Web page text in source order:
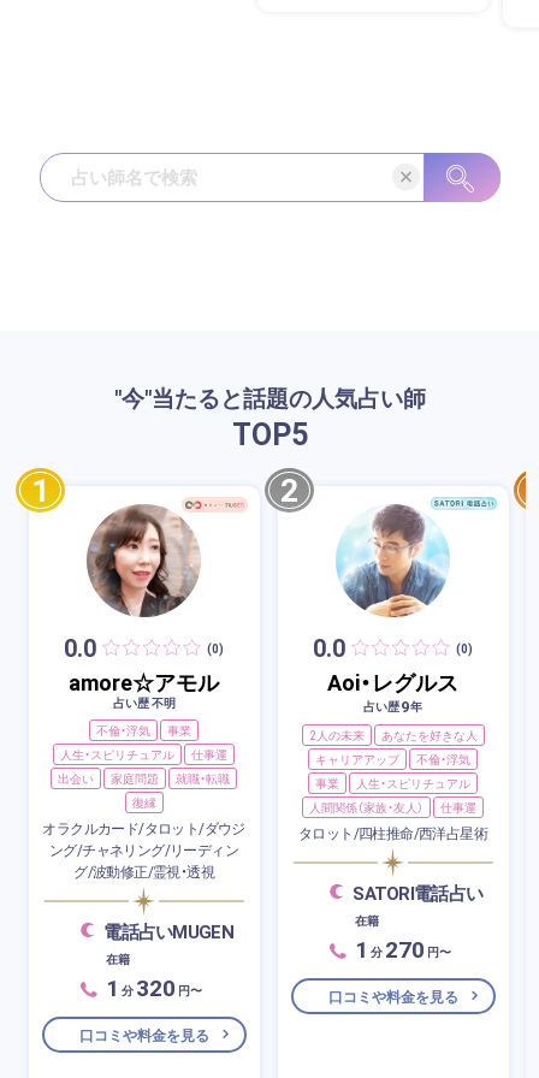
"今"当たると話題の人気占い師
TOP5
1
0.0 (0)
amore☆アモル
占い歴 不明
不倫・浮気
事業
人生・スピリチュアル
仕事運
出会い
家庭問題
就職・転職
復縁
オラクルカード/タロット/ダウジ
ング/チャネリング/リーディン
グ/波動修正/霊視・透視
電話占いMUGEN
在籍
1 分 320 円〜
口コミや料金を見る
2
0.0 (0)
Aoi・レグルス
占い歴9年
2人の未来
あなたを好きな人
キャリアアップ
不倫・浮気
事業
人生・スピリチュアル
人間関係（家族・友人）
仕事運
タロット/四柱推命/西洋占星術
SATORI電話占い
在籍
1 分 270 円〜
口コミや料金を見る